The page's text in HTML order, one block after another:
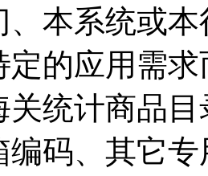
、本系统或
定的应用需
关统计商品
编码、其它